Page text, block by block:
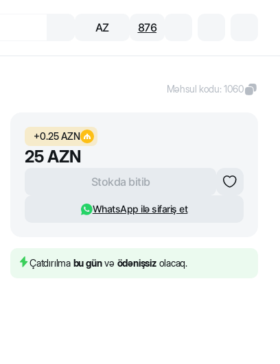
AZ 876
Məhsul kodu:1060
+0.25AZN
25AZN
Stokda bitib
WhatsApp ilə sifariş et
Çatdırılma bu günvə ödənişsizolacaq.